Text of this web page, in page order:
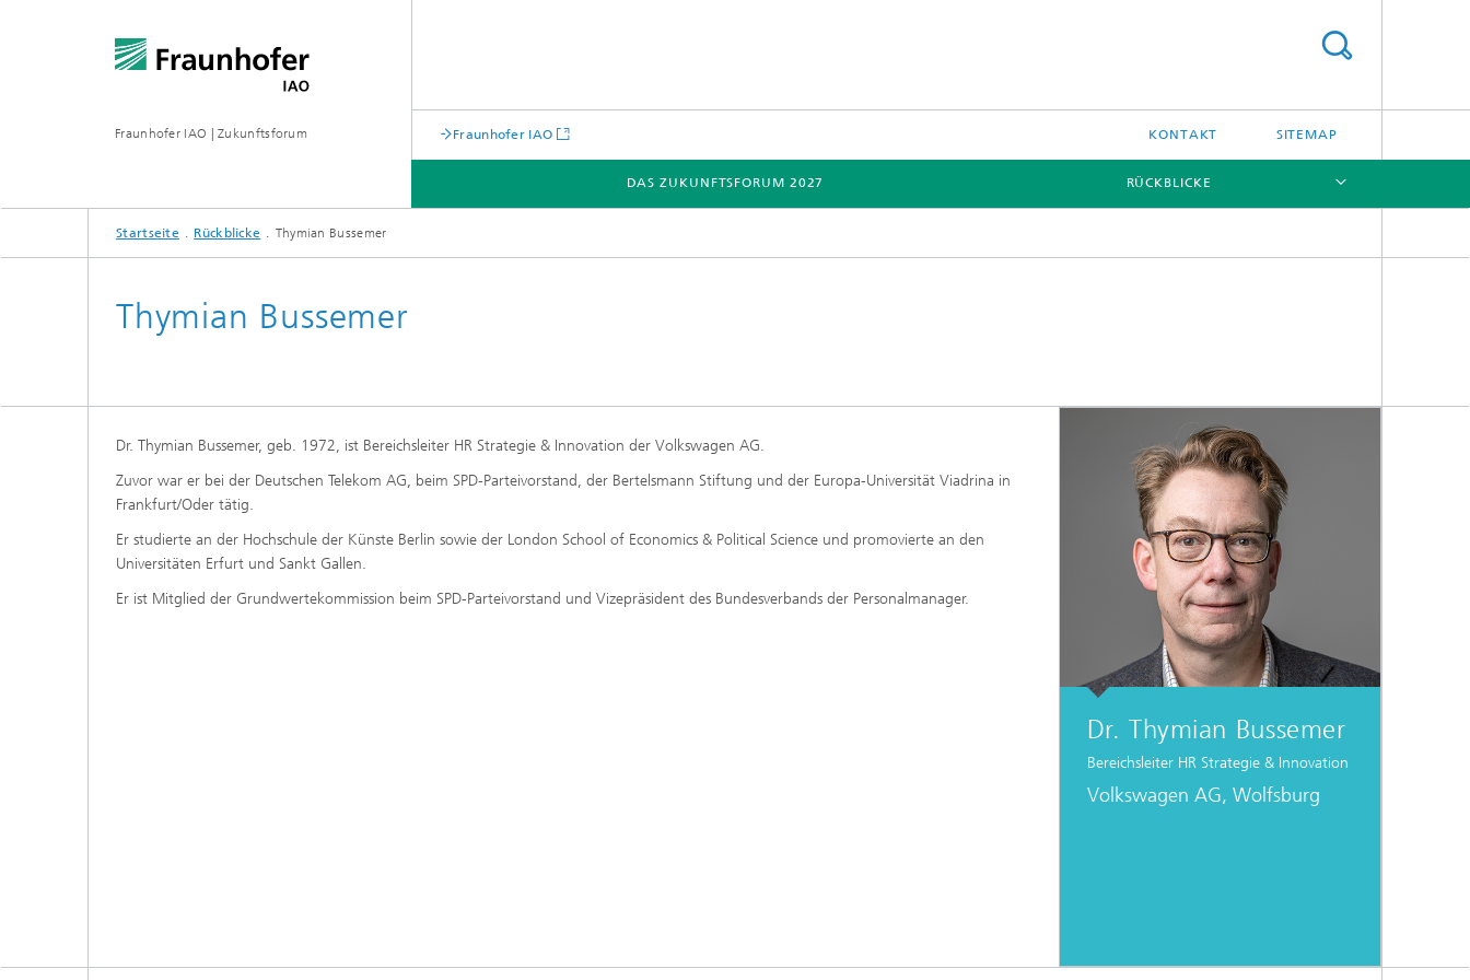
Fraunhofer IAO | Zukunftsforum Fraunhofer IAO KONTAKT SITEMAP
DAS ZUKUNFTSFORUM 2027 RÜCKBLICKE
RÜCKBLICKE
Startseite Rückblicke Thymian Bussemer
Thymian Bussemer
Dr. Thymian Bussemer, geb. 1972, ist Bereichsleiter HR Strategie & Innovation der Volkswagen AG.
Zuvor war er bei der Deutschen Telekom AG, beim SPD-Parteivorstand, der Bertelsmann Stiftung und der Europa-Universität Viadrina in
Frankfurt/Oder tätig.
Er studierte an der Hochschule der Künste Berlin sowie der London School of Economics & Political Science und promovierte an den
Universitäten Erfurt und Sankt Gallen.
Er ist Mitglied der Grundwertekommission beim SPD-Parteivorstand und Vizepräsident des Bundesverbands der Personalmanager.
Dr. Thymian Bussemer
Bereichsleiter HR Strategie & Innovation
Volkswagen AG, Wolfsburg